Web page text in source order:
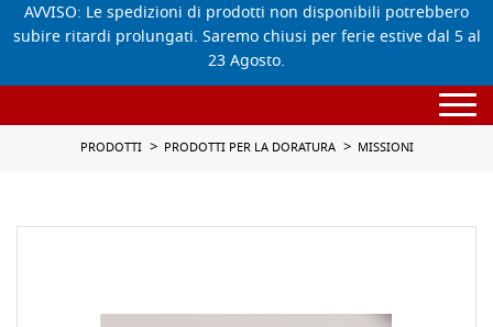
AVVISO: Le spedizioni di prodotti non disponibili potrebbero
subire ritardi prolungati. Saremo chiusi per ferie estive dal 5 al
23 Agosto.
PRODOTTI PRODOTTI PER LA DORATURA MISSIONI